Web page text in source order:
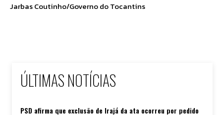
Jarbas Coutinho/Governo do Tocantins
ÚLTIMAS NOTÍCIAS
PSD afirma que exclusão de Irajá da ata ocorreu por pedido